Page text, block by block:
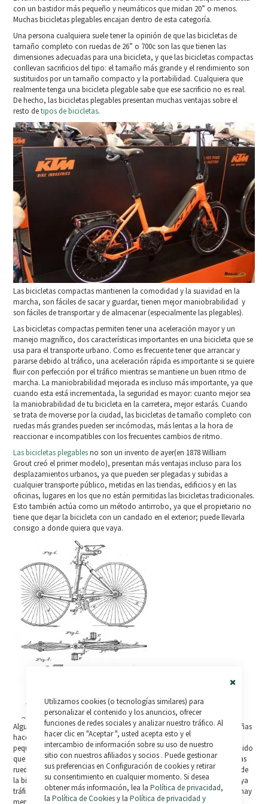
Utilizamos cookies (o tecnologías similares) para
personalizar el contenido y los anuncios, ofrecer
funciones de redes sociales y analizar nuestro tráfico. Al
hacer clic en "Aceptar ", usted acepta esto y el
intercambio de información sobre su uso de nuestro
sitio con nuestros afiliados y socios . Puede gestionar
sus preferencias en Configuración de cookies y retirar
su consentimiento en cualquier momento. Si desea
obtener más información, lea la Política de privacidad,
la Política de Cookiesy la Política de privacidad y
con un bastidor más pequeño y neumáticos que midan 20” o menos.
Muchas bicicletas plegables encajan dentro de esta categoría.
Una persona cualquiera suele tener la opinión de que las bicicletas de
tamaño completo con ruedas de 26” o 700c son las que tienen las
dimensiones adecuadas para una bicicleta, y que las bicicletas compactas
conllevan sacrificios del tipo: el tamaño más grande y el rendimiento son
sustituidos por un tamaño compacto y la portabilidad. Cualquiera que
realmente tenga una bicicleta plegable sabe que ese sacrificio no es real.
De hecho, las bicicletas plegables presentan muchas ventajas sobre el
resto detipos de bicicletas.
Las bicicletas compactas mantienen la comodidad y la suavidad en la
marcha, son fáciles de sacar y guardar, tienen mejor maniobrabilidad y
son fáciles de transportar y de almacenar (especialmente las plegables).
Las bicicletas compactas permiten tener una aceleración mayor y un
manejo magnífico, dos características importantes en una bicicleta que se
usa para el transporte urbano. Como es frecuente tener que arrancar y
pararse debido al tráfico, una aceleración rápida es importante si se quiere
fluir con perfección por el tráfico mientras se mantiene un buen ritmo de
marcha. La maniobrabilidad mejorada es incluso más importante, ya que
cuando esta está incrementada, la seguridad es mayor: cuanto mejor sea
la maniobrabilidad de tu bicicleta en la carretera, mejor estarás. Cuando
se trata de moverse por la ciudad, las bicicletas de tamaño completo con
ruedas más grandes pueden ser incómodas, más lentas a la hora de
reaccionar e incompatibles con los frecuentes cambios de ritmo.
Las bicicletas plegablesno son un invento de ayer(en 1878 William
Grout creó el primer modelo), presentan más ventajas incluso para los
desplazamientos urbanos, ya que pueden ser plegadas y subidas a
cualquier transporte público, metidas en las tiendas, edificios y en las
oficinas, lugares en los que no están permitidas las bicicletas tradicionales.
Esto también actúa como un método antirrobo, ya que el propietario no
tiene que dejar la bicicleta con un candado en el exterior; puede llevarla
consigo a donde quiera que vaya.
Algunas ventajas adicionales de las ruedas pequeñas: las ruedas pequeñas
hacen más fácil subir las cuestas debido a que tienen un diámetro más
pequeño para girar. Por la misma razón, esta rueda se acelera más rápido
que las ruedas más grandes. Como se ha comentado anteriormente, las
ruedas pequeñas responden mejor y permiten un mejor giro y manejo de
la bicicleta. Además, cuando montes con otras personas o cuando haya
tráfico, las ruedas pequeñas hacen que sea más fácil moverse cuando hay
menos espacio.